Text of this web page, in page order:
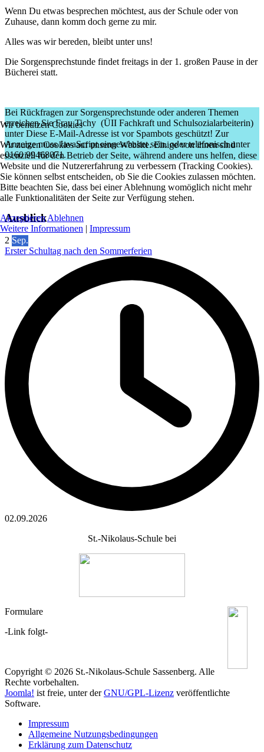
Wenn Du etwas besprechen möchtest, aus der Schule oder von
Zuhause, dann komm doch gerne zu mir.
Alles was wir bereden, bleibt unter uns!
Die Sorgensprechstunde findet freitags in der 1. großen Pause in der
Bücherei statt.
Bei Rückfragen zur Sorgensprechstunde oder anderen Themen
erreichen Sie Frau Tichy (ÜII Fachkraft und Schulsozialarbeiterin)
unterDiese E-Mail-Adresse ist vor Spambots geschützt! Zur
Anzeige muss JavaScript eingeschaltet sein.oder telefonisch unter
0160 99468071.
Ausblick
2 Sep.
Erster Schultag nach den Sommerferien
02.09.2026
St.-Nikolaus-Schule bei
Formulare
-Link folgt-
Copyright © 2026 St.-Nikolaus-Schule Sassenberg. Alle
Rechte vorbehalten.
Joomla! ist freie, unter derGNU/GPL-Lizenz veröffentlichte
Software.
Impressum
Allgemeine Nutzungsbedingungen
Erklärung zum Datenschutz
Wir benutzen Cookies
Wir nutzen Cookies auf unserer Website. Einige von ihnen sind
essenziell für den Betrieb der Seite, während andere uns helfen, diese
Website und die Nutzererfahrung zu verbessern (Tracking Cookies).
Sie können selbst entscheiden, ob Sie die Cookies zulassen möchten.
Bitte beachten Sie, dass bei einer Ablehnung womöglich nicht mehr
alle Funktionalitäten der Seite zur Verfügung stehen.
Akzeptieren Ablehnen
Weitere Informationen | Impressum